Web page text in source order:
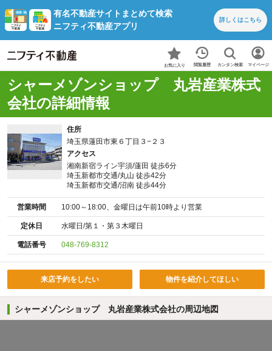
有名不動産サイトまとめて検索
ニフティ不動産アプリ
詳しくはこちら
お気に入り 閲覧履歴 カンタン検索 マイページ
シャーメゾンショップ 丸岩産業株式
会社の詳細情報
住所
埼玉県蓮田市東６丁目３−２３
アクセス
湘南新宿ライン宇須/蓮田 徒歩6分
埼玉新都市交通/丸山 徒歩42分
埼玉新都市交通/沼南 徒歩44分
営業時間 10:00～18:00、金曜日は午前10時より営業
定休日 水曜日/第１・第３木曜日
電話番号 048-769-8312
来店予約をしたい 物件を紹介してほしい
シャーメゾンショップ 丸岩産業株式会社の周辺地図